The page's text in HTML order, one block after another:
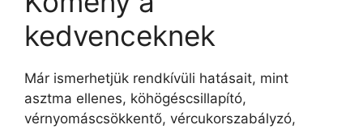
kedvenceknek
Már ismerhetjük rendkívüli hatásait, mint
asztma ellenes, köhögéscsillapító,
vérnyomáscsökkentő, vércukorszabályzó,